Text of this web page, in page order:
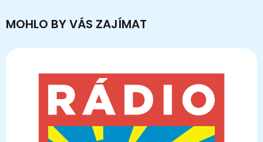
MOHLO BY VÁS ZAJÍMAT